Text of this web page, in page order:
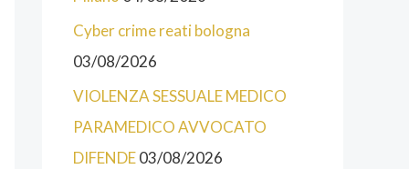
Cyber crime reati bologna
03/08/2026
VIOLENZA SESSUALE MEDICO
PARAMEDICO AVVOCATO
DIFENDE03/08/2026
T
E
G
O
R
E